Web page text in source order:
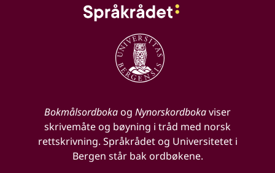
Bokmålsordbokaog Nynorskordbokaviser
skrivemåte og bøyning i tråd med norsk
rettskrivning. Språkrådet og Universitetet i
Bergen står bak ordbøkene.